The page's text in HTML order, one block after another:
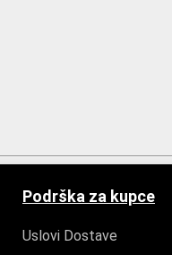
Podrška za kupce
Uslovi Dostave